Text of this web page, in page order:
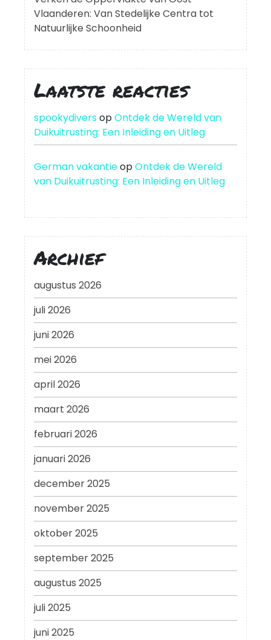
Vlaanderen: Van Stedelijke Centra tot
Natuurlijke Schoonheid
Laatste reacties
spookydiversopOntdek de Wereld van
Duikuitrusting: Een Inleiding en Uitleg
German vakantieopOntdek de Wereld
van Duikuitrusting: Een Inleiding en Uitleg
Archief
augustus 2026
juli 2026
juni 2026
mei 2026
april 2026
maart 2026
februari 2026
januari 2026
december 2025
november 2025
oktober 2025
september 2025
augustus 2025
juli 2025
juni 2025